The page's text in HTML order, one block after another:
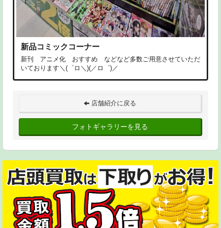
新品コミックコーナー
新刊 アニメ化 おすすめ などなど多数ご用意させていただ
いております＼(゜ロ＼)(／ロ゜)／
店舗紹介に戻る
フォトギャラリーを見る